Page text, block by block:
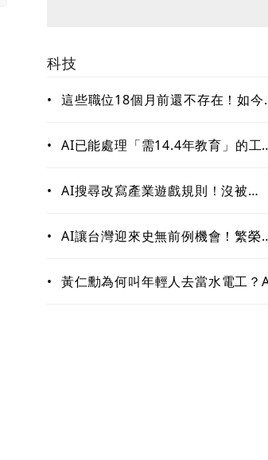
科技
• 這些職位18個月前還不存在！如今
缺哪種人才？
• AI已能處理「需14.4年教育」的工
最值錢的是這些
• AI搜尋改寫產業遊戲規則！沒被
失」 品牌如何搶下話語權？
• AI讓台灣迎來史無前例機會！繁榮
其衝
• 黃仁勳為何叫年輕人去當水電工？